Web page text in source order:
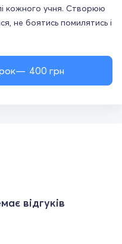
400 грн
кожного учня. Створюю
не боятись помилятись і
відгуків